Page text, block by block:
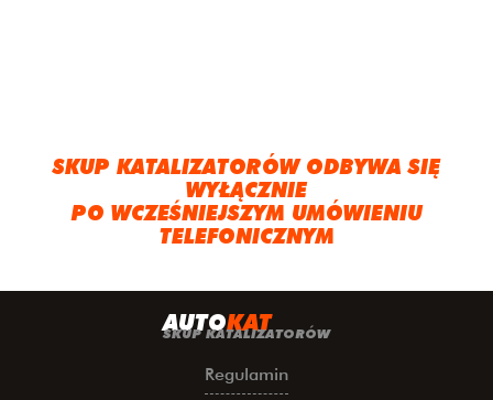
SKUP KATALIZATORÓW ODBYWA SIĘ
WYŁĄCZNIE
PO WCZEŚNIEJSZYM UMÓWIENIU
TELEFONICZNYM
AUTOKAT
SKUP KATALIZATORÓW
Regulamin